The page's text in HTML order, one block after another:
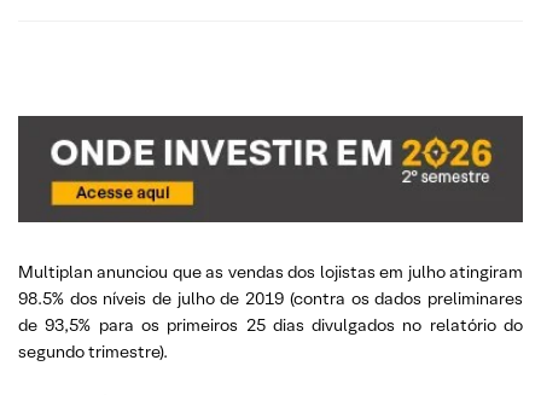
Multiplan anunciou que as vendas dos lojistas em julho atingiram
98.5% dos níveis de julho de 2019 (contra os dados preliminares
de 93,5% para os primeiros 25 dias divulgados no relatório do
segundo trimestre).